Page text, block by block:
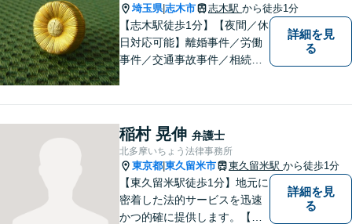
埼玉県|志木市 志木駅 から徒歩1分
【志木駅徒歩1分】【夜間／休
日対応可能】離婚事件／労働
事件／交通事故事件／相続事
律相談・打ち合わせに力を入
れています。【万全のコロナ
対策】お気軽にご相談くださ
い。
詳細を見
る
稲村 晃伸 弁護士
北多摩いちょう法律事務所
東京都 東久留米市 東久留米駅 から徒歩1分
【東久留米駅徒歩1分】地元に
密着した法的サービスを迅速
かつ的確に提供します。【当
詳細を見
る